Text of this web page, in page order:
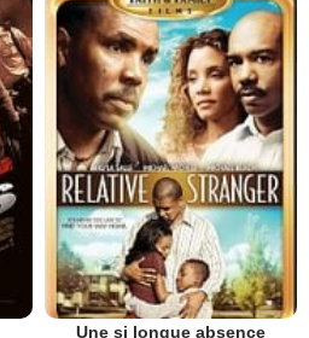
Une si longue absence